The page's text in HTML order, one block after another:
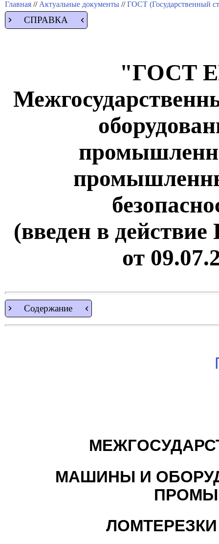
Главная // Актуальные документы //ГОСТ (Государственный
СПРАВКА
"ГОСТ
(введен в
от
Содержание
МАШИНЫ И